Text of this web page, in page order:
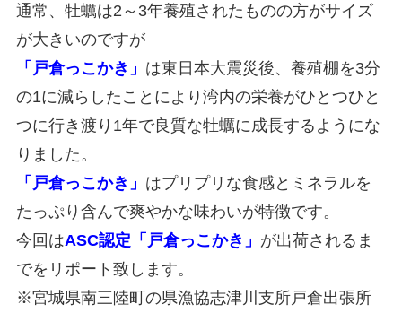
通常、牡蠣は2 ～ 3年養殖されたものの方がサイズ
が大きいのですが
「戸倉っこかき」 は東日本大震災後、養殖棚を3分
の1に減らしたことにより湾内の栄養がひとつひと
つに行き渡り 1年で良質な牡蠣に成長するようにな
りました。
「戸倉っこかき」 はプリプリな食感とミネラルを
たっぷり含んで爽やかな味わいが特徴です。
今回はASC認定「戸倉っこかき」 が出荷されるま
でをリポート致します。
※宮城県南三陸町の県漁協志津川支所戸倉出張所